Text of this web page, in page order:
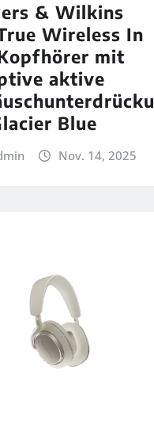
& Wilkins
Wireless In
mit
aktive
Blue
Nov. 14, 2025